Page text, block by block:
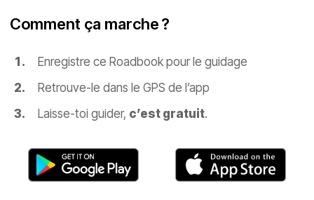
Comment ça marche ?
Enregistre ce Roadbook pour le guidage
Retrouve-le dans le GPS de l’app
Laisse-toi guider, c’est gratuit.